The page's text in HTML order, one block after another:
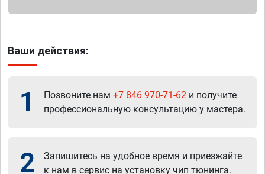
Ваши действия:
1 Позвоните нам +7 846 970-71-62 и получите
профессиональную консультацию у мастера.
2
Запишитесь на удобное время и приезжайте
к нам в сервис на установку чип тюнинга.